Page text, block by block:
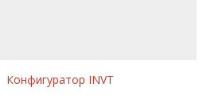
Конфигуратор INVT